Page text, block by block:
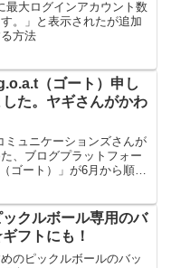
最大ログインアカウント数
。」と表示されたが追加
方法
（ゴート）申し
た。ヤギさんがかわ
ミュニケーションズさんが
、ブログプラットフォー
ゴート）」が6月から順次
多くレンタルサーバーの
クルボール専用のバ
フトにも！
のピックルボールのバッ